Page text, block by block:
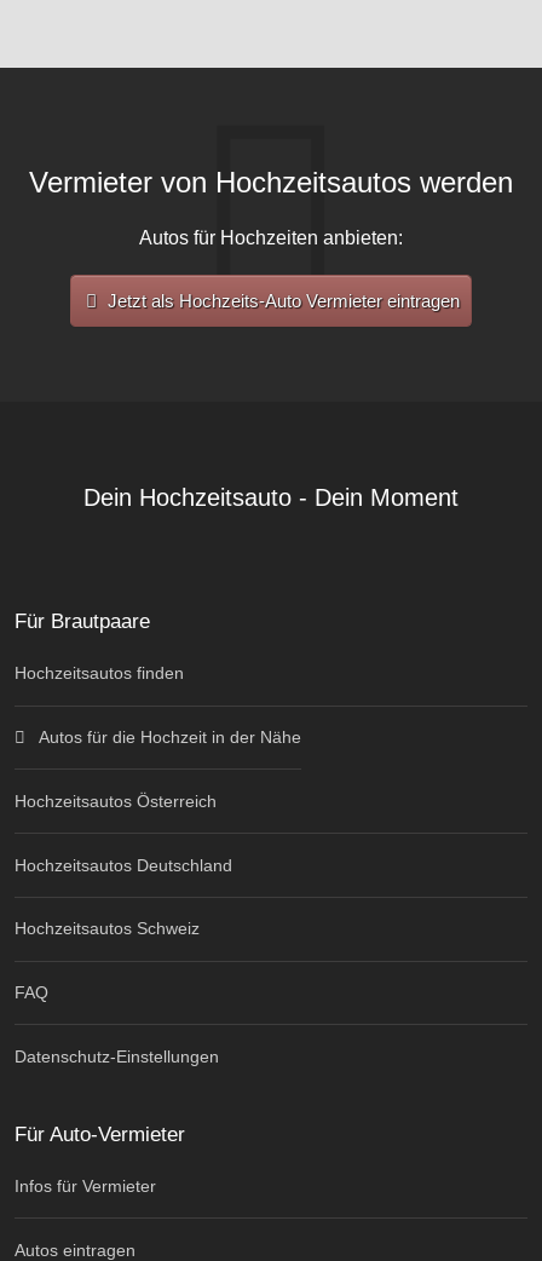
Vermieter von Hochzeitsautos werden
Autos für Hochzeiten anbieten:
Jetzt als Hochzeits-Auto Vermieter eintragen
Dein Hochzeitsauto - Dein Moment
Für Brautpaare
Hochzeitsautos finden
Autos für die Hochzeit in der Nähe
Hochzeitsautos Österreich
Hochzeitsautos Deutschland
Hochzeitsautos Schweiz
FAQ
Datenschutz-Einstellungen
Für Auto-Vermieter
Infos für Vermieter
Autos eintragen